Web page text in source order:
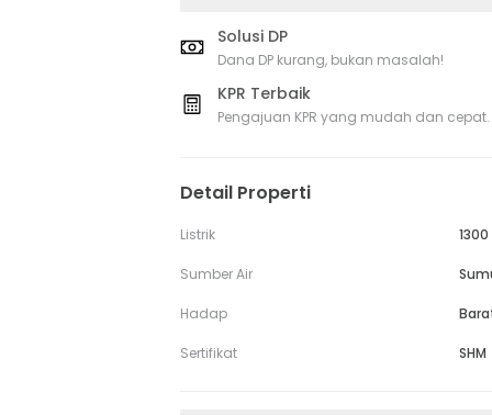
Solusi DP
Dana DP kurang, bukan masalah!
KPR Terbaik
Pengajuan KPR yang mudah dan cepat.
Detail Properti
Listrik
Sumber Air
Hadap
Sertifikat SHM